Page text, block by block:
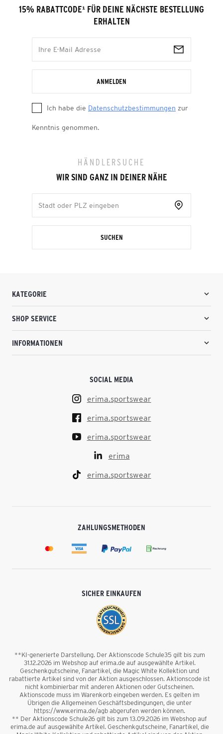
15% RABATTCODE¹ FÜR DEINE NÄCHSTE BESTELLUNG
ERHALTEN
ANMELDEN
Ich habe die Datenschutzbestimmungen zur
Kenntnis genommen.
HÄNDLERSUCHE
WIR SIND GANZ IN DEINER NÄHE
SUCHEN
KATEGORIE
SHOP SERVICE
INFORMATIONEN
SOCIAL MEDIA
erima.sportswear
erima.sportswear
erima.sportswear
erima
erima.sportswear
ZAHLUNGSMETHODEN
SICHER EINKAUFEN
**KI-generierte Darstellung. Der Aktionscode Schule35 gilt bis zum
31.12.2026 im Webshop auf erima.de auf ausgewählte Artikel.
Geschenkgutscheine, Fanartikel, die Magic White Kollektion und
rabattierte Artikel sind von der Aktion ausgeschlossen. Aktionscode ist
nicht kombinierbar mit anderen Aktionen oder Gutscheinen.
Aktionscode muss im Warenkorb eingeben werden. Es gelten im
Übrigen die Allgemeinen Geschäftsbedingungen, die unter
https://www.erima.de/agb abgerufen werden können.
** Der Aktionscode Schule26 gilt bis zum 13.09.2026 im Webshop auf
erima.de auf ausgewählte Artikel. Geschenkgutscheine, Fanartikel, die